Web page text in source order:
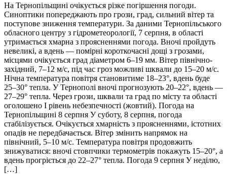
На Тернопільщині очікується різке погіршення погоди.
Синоптики попереджають про грози, град, сильний вітер та
поступове зниження температури. За даними Тернопільського
обласного центру з гідрометеорології, 7 серпня, в області
утримається хмарна з проясненнями погода. Вночі пройдуть
невеликі, а вдень — помірні короткочасні дощі з грозами,
місцями очікується град діаметром 6–19 мм. Вітер північно-
західний, 7–12 м/с, під час гроз можливі шквали до 15–20 м/с.
Нічна температура повітря становитиме 18–23°, вдень буде
25–30° тепла. У Тернополі вночі прогнозують 20–22°, вдень —
27–29° тепла. Через грози, шквали та град по місту та області
оголошено І рівень небезпечності (жовтий). Погода на
Тернопільщині 8 серпня У суботу, 8 серпня, погода
стабілізується. Очікується хмарність з проясненнями, істотних
опадів не передбачається. Вітер змінить напрямок на
північний, 5–10 м/с. Температура повітря продовжить
знижуватися: вночі стовпчики термометрів покажуть 15–20°, а
вдень прогріється до 22–27° тепла. Погода 9 серпня У неділю,
[…]